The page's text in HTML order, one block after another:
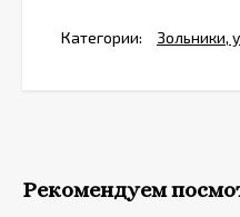
Категории: Зольники,
Рекомендуем